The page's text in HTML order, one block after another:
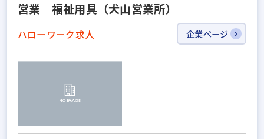
営業 福祉用具（犬山営業所）
ハローワーク求人 企業ページ